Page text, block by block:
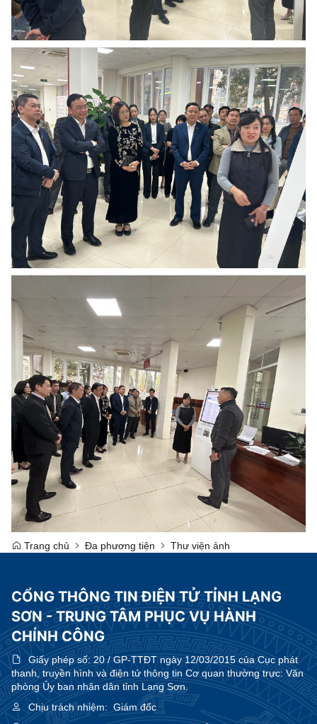
Trang chủ Đa phương tiện Thư viện ảnh
CỔNG THÔNG TIN ĐIỆN TỬ TỈNH LẠNG
SƠN - TRUNG TÂM PHỤC VỤ HÀNH
CHÍNH CÔNG
Giấy phép số:20 / GP-TTĐT ngày 12/03/2015 của Cục phát
thanh, truyền hình và điện tử thông tin Cơ quan thường trực: Văn
phòng Ủy ban nhân dân tỉnh Lạng Sơn.
Chịu trách nhiệm: Giám đốc